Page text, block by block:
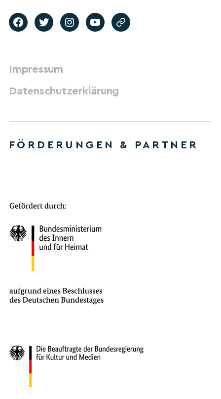
Impressum
Datenschutzerklärung
FÖRDERUNGEN & PARTNER